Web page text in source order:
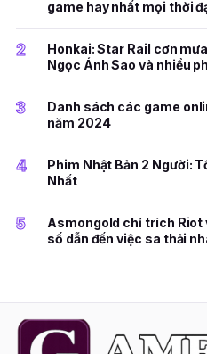
game hay nhất mọi thời
2
Honkai: Star Rail cơn
Ngọc Ánh Sao và nhiều
3
Danh sách các game
năm 2024
4
Phim Nhật Bản 2 Người:
Nhất
5
Asmongold chỉ trích Riot
số dẫn đến việc sa thải